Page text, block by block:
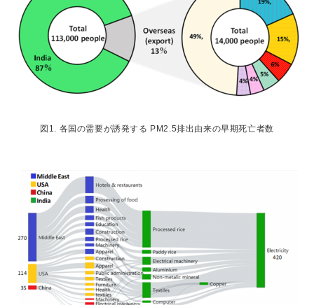
図1. 各国の需要が誘発する PM2.5排出由来の早期死亡者数